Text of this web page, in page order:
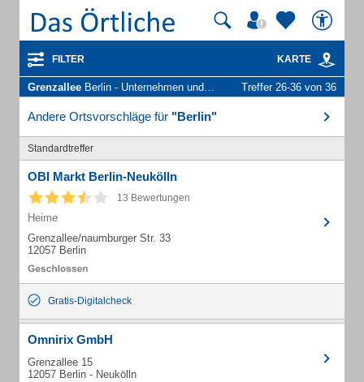
FILTER KARTE
Grenzallee Berlin - Unternehmen und Personen Treffer 26-36 von 36
Andere Ortsvorschläge für "Berlin"
Standardtreffer
OBI Markt Berlin-Neukölln
13 Bewertungen
Heime
Grenzallee/naumburger Str. 33
12057 Berlin
Gratis-Digitalcheck
Omnirix GmbH
Grenzallee 15
12057 Berlin - Neukölln